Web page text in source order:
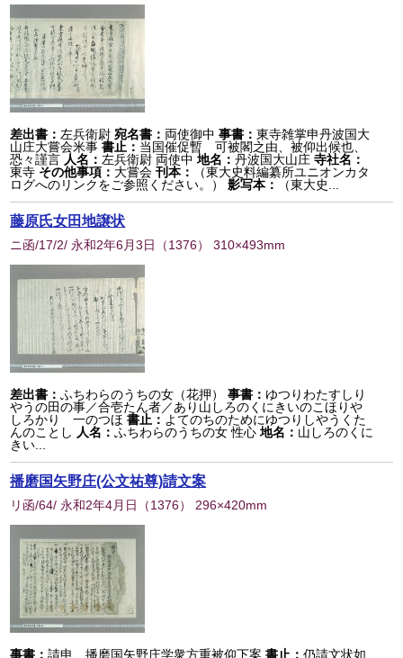
差出書： 左兵衛尉 宛名書： 両使御中 事書：東寺雑掌申丹波国大
山庄大嘗会米事 書止： 当国催促暫 可被閣之由、被仰出候也、
恐々謹言 人名： 左兵衛尉 両使中 地名：丹波国大山庄 寺社名：
東寺 その他事項： 大嘗会 刊本：
（東大史料編纂所ユニオンカタ
ログへのリンクをご参照ください。）
影写本： （東大史...
藤原氏女田地譲状
ニ函/17/2/ 永和2年6月3日 （1376） 310×493mm
差出書：ふちわらのうちの女（花押） 事書： ゆつりわたすしり
やうの田の事／合壱たん者／あり山しろのくにきいのこほりや
しろかり 一のつほ書止： よてのちのためにゆつりしやうくた
んのことし 人名：ふちわらのうちの女 性心 地名： 山しろのくに
きい...
播磨国矢野庄(公文祐尊)請文案
リ函/64/ 永和2年4月日 （1376） 296×420mm
事書：請申 播磨国矢野庄学衆方重被仰下案 書止：仍請文状如